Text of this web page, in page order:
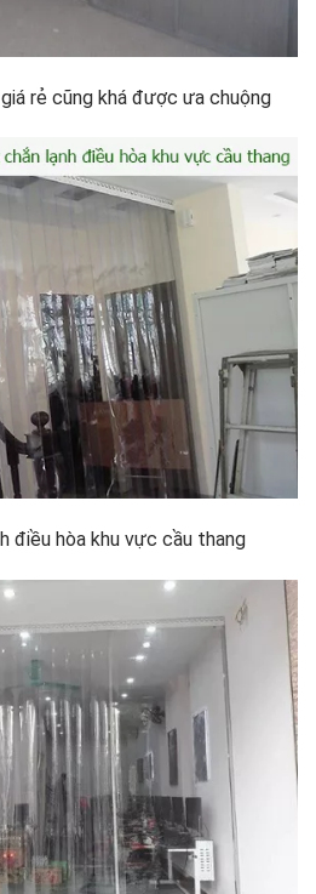
rẻ cũng khá được ưa chuộng
điều hòa khu vực cầu thang